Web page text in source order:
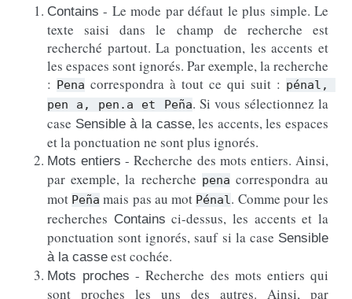
Contains - Le mode par défaut le plus simple. Le
texte saisi dans le champ de recherche est
recherché partout. La ponctuation, les accents et
les espaces sont ignorés. Par exemple, la recherche
: Pena correspondra à tout ce qui suit : pénal,
pen
a, pen.a et Peña. Si vous sélectionnez la
case Sensible à la casse, les accents, les espaces
et la ponctuation ne sont plus ignorés.
Mots entiers - Recherche des mots entiers. Ainsi,
par exemple, la recherche pena correspondra au
mot Peña mais pas au mot Pénal. Comme pour les
recherches Contains ci-dessus, les accents et la
ponctuation sont ignorés, sauf si la case Sensible
à la casse est cochée.
Mots proches - Recherche des mots entiers qui
sont proches les uns des autres. Ainsi, par